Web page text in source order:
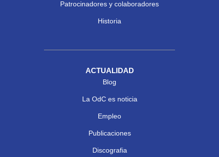
Patrocinadores y colaboradores
Historia
ACTUALIDAD
Blog
La OdC es noticia
Empleo
Publicaciones
Discografia